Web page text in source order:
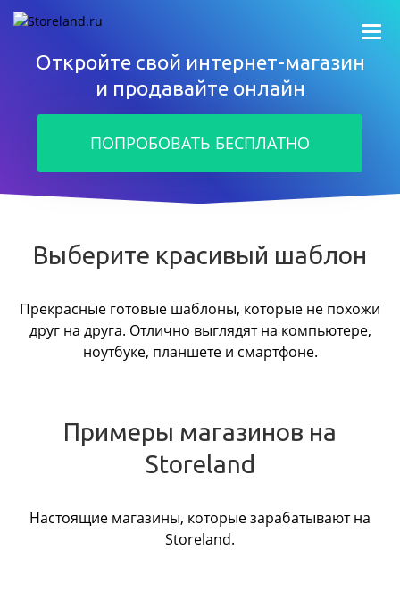
Откройте свой интернет-магазин
и продавайте онлайн
ПОПРОБОВАТЬ БЕСПЛАТНО
Выберите красивый шаблон
Прекрасные готовые шаблоны, которые не похожи
друг на друга. Отлично выглядят на компьютере,
ноутбуке, планшете и смартфоне.
Примеры магазинов на
Storeland
Настоящие магазины, которые зарабатывают на
Storeland.